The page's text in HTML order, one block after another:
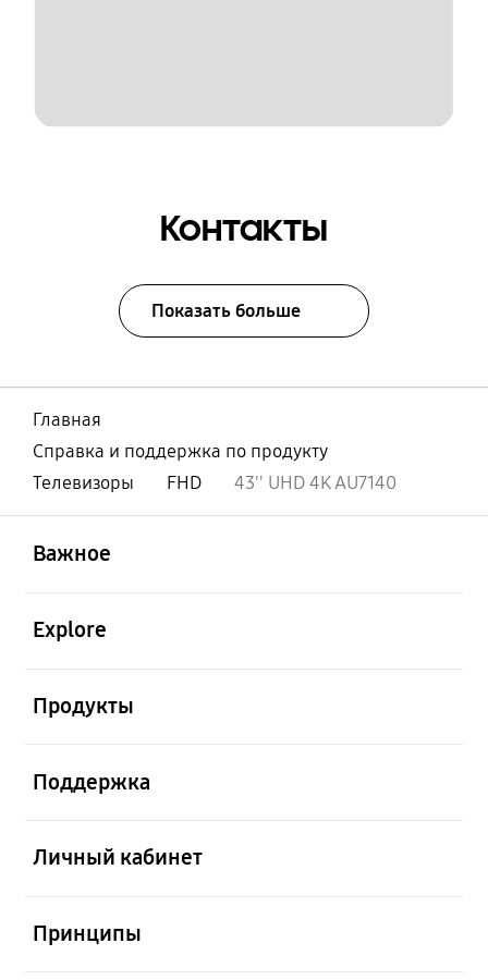
Контакты
Показать больше
Главная
Справка и поддержка по продукту
Телевизоры
FHD 43'' UHD 4K AU7140
Важное
Explore
Продукты
Поддержка
Личный кабинет
Принципы